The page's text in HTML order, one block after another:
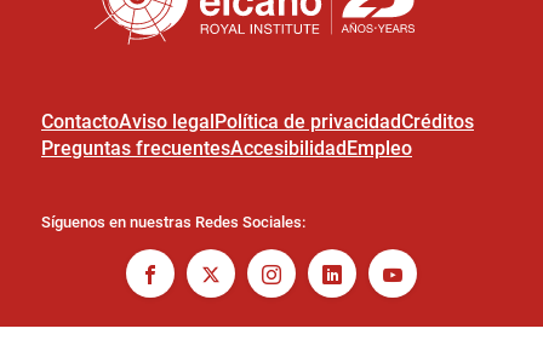
ContactoAviso legalPolítica de privacidadCréditos
Preguntas frecuentesAccesibilidadEmpleo
Síguenos en nuestras Redes Sociales: